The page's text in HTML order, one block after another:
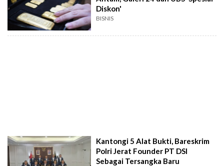
Diskon'
BISNIS
Kantongi 5 Alat Bukti, Bareskrim
Polri Jerat Founder PT DSI
Sebagai Tersangka Baru